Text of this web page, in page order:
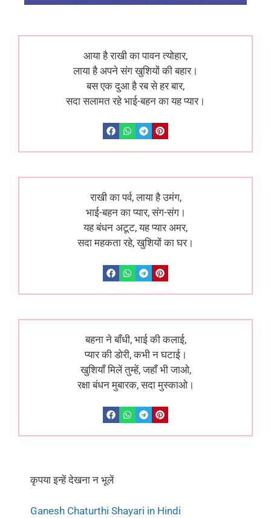
आया है राखी का पावन त्योहार,
लाया है अपने संग खुशियों की बहार।
बस एक दुआ है रब से हर बार,
सदा सलामत रहे भाई-बहन का यह प्यार।
राखी का पर्व, लाया है उमंग,
भाई-बहन का प्यार, संग-संग।
यह बंधन अटूट, यह प्यार अमर,
सदा महकता रहे, खुशियों का घर।
बहना ने बाँधी, भाई की कलाई,
प्यार की डोरी, कभी न घटाई।
खुशियाँ मिलें तुम्हें, जहाँ भी जाओ,
रक्षा बंधन मुबारक, सदा मुस्काओ।
कृपया इन्हें देखना न भूलें
Ganesh Chaturthi Shayari in Hindi